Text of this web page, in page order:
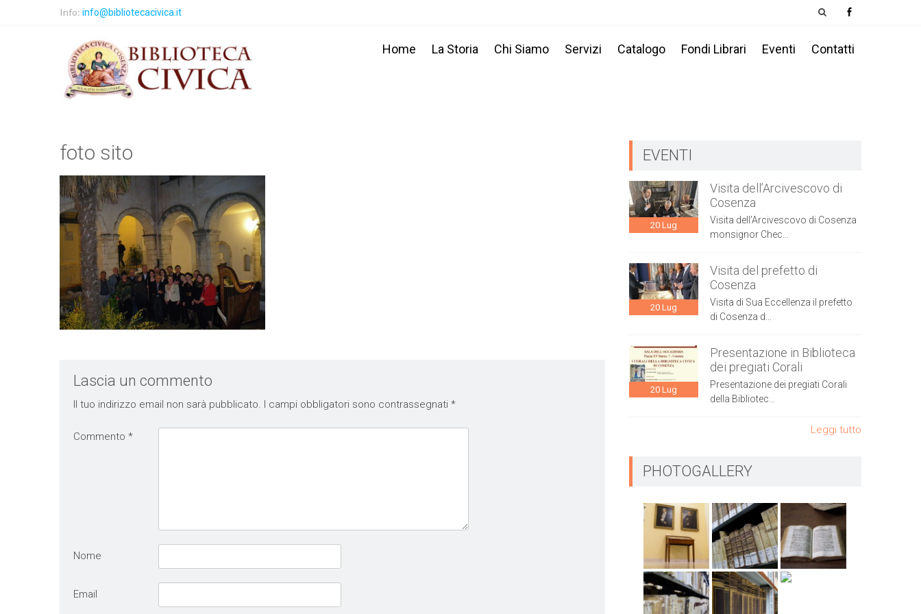
Info: info@bibliotecacivica.it
Home La Storia Chi Siamo Servizi Catalogo Fondi Librari Eventi Contatti
foto sito
Lascia un commento
Il tuo indirizzo email non sarà pubblicato. I campi obbligatori sono contrassegnati *
Commento *
Nome
Email
EVENTI
20 Lug
Visita dell’Arcivescovo di
Cosenza
Visita dell’Arcivescovo di Cosenza
monsignor Chec...
20 Lug
Visita del prefetto di
Cosenza
Visita di Sua Eccellenza il prefetto
di Cosenza d...
20 Lug
Presentazione in Biblioteca
dei pregiati Corali
Presentazione dei pregiati Corali
della Bibliotec...
Leggi tutto
PHOTOGALLERY